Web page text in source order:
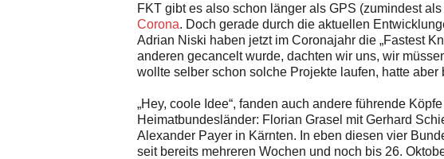
FKT gibt es also schon länger als GPS (zumindest
Corona. Doch gerade durch die aktuellen
Adrian Niski haben jetzt im Coronajahr die „Fastest
anderen gecancelt wurde, dachten wir uns, wir
wollte selber schon solche Projekte laufen, hatte
„Hey, coole Idee“, fanden auch andere führende
Heimatbundesländer: Florian Grasel mit Gerhard
Alexander Payer in Kärnten. In eben diesen vier
seit bereits mehreren Wochen und noch bis 26.